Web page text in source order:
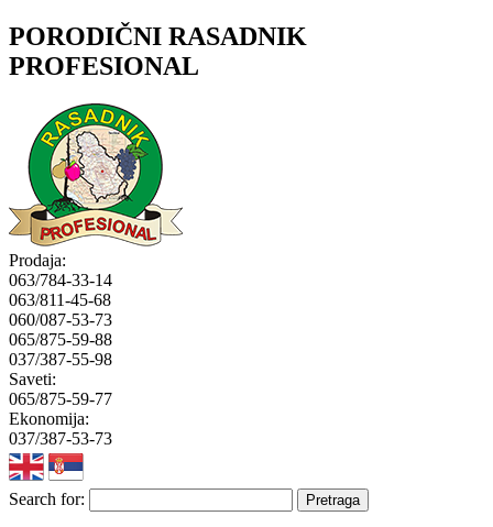
PORODIČNI RASADNIK
PROFESIONAL
Prodaja:
063/784-33-14
063/811-45-68
060/087-53-73
065/875-59-88
037/387-55-98
Saveti:
065/875-59-77
Ekonomija:
037/387-53-73
Search for: